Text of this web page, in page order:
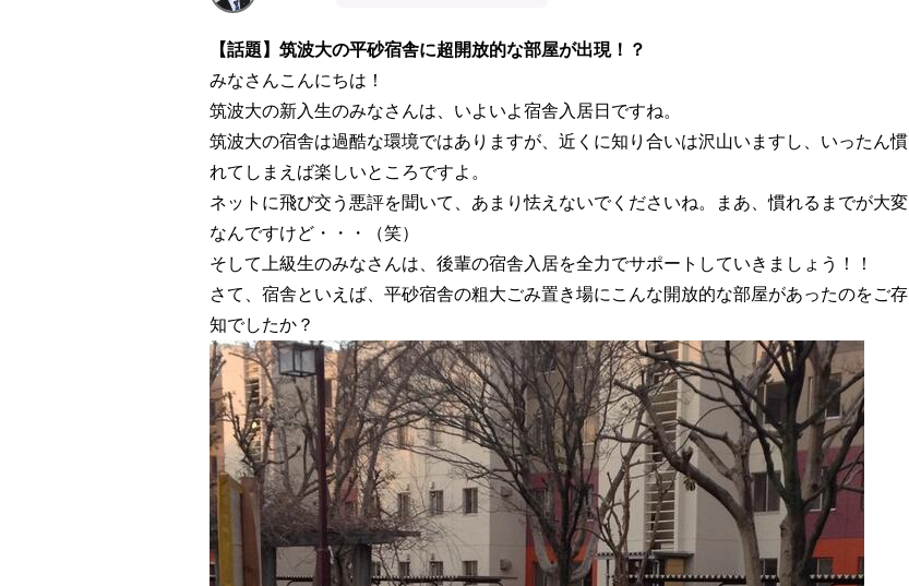
【話題】筑波大の平砂宿舎に超開放的な部屋が出現！？
みなさんこんにちは！
筑波大の新入生のみなさんは、いよいよ宿舎入居日ですね。
筑波大の宿舎は過酷な環境ではありますが、近くに知り合いは沢山いますし、いったん慣
れてしまえば楽しいところですよ。
ネットに飛び交う悪評を聞いて、あまり怯えないでくださいね。まあ、慣れるまでが大変
なんですけど・・・（笑）
そして上級生のみなさんは、後輩の宿舎入居を全力でサポートしていきましょう！！
さて、宿舎といえば、平砂宿舎の粗大ごみ置き場にこんな開放的な部屋があったのをご存
知でしたか？